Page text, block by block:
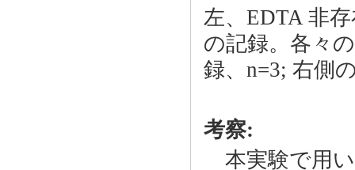
左、EDTA 非
の記録。各々
録、n=3; 右側
考察:
本実験で用い